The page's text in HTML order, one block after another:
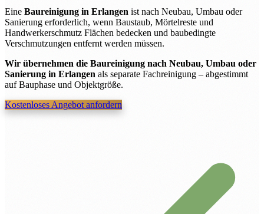
Eine Baureinigung in Erlangen ist nach Neubau, Umbau oder
Sanierung erforderlich, wenn Baustaub, Mörtelreste und
Handwerkerschmutz Flächen bedecken und baubedingte
Verschmutzungen entfernt werden müssen.
Wir übernehmen die Baureinigung nach Neubau, Umbau oder
Sanierung in Erlangen als separate Fachreinigung – abgestimmt
auf Bauphase und Objektgröße.
Kostenloses Angebot anfordern